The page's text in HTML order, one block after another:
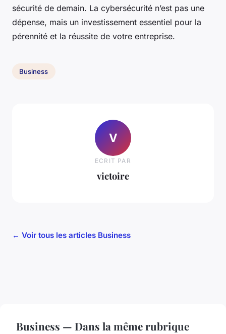
sécurité de demain. La cybersécurité n’est pas une
dépense, mais un investissement essentiel pour la
pérennité et la réussite de votre entreprise.
Business
V
ECRIT PAR
victoire
← Voir tous les articles Business
Business — Dans la même rubrique